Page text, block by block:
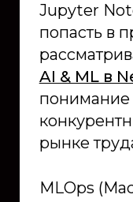
Jupyter
попасть в
AI & ML в
понимание
рынке
MLOps